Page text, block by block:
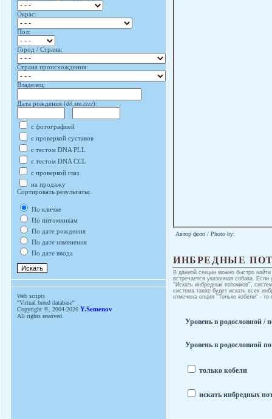
Окрас:
Пол:
Город / Страна:
Страна происхождения:
Владелец:
Дата рождения (дд.мм.гггг):
с фотографией
с проверкой суставов
с тестом DNA PLL
с тестом DNA CCL
с проверкой глаз
на продажу
Сортировать результаты:
По кличке
По питомникам
По дате рождения
По дате изменения
По дате ввода
Web scripts
''Virtual breed database''
Copyright ©, 2004-2026 Y.Semenov
All rights reserved.
Автор фото / Photo by:
ИНБРЕДНЫЕ
В данной секции можно быстро
встречается указанная собака.
''Искать инбредных потомков'',
система также будет искать всех
отмечена опция ''Только кобели'' - то
Уровень в родословной /
Уровень в родословной
только кобели
искать инбредных